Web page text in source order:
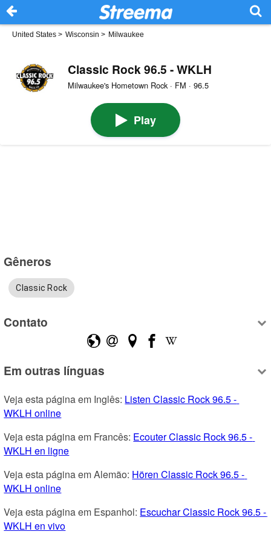
United States > Wisconsin > Milwaukee
Classic Rock 96.5 - WKLH
Milwaukee's Hometown Rock · FM · 96.5
Play
Gêneros
Classic Rock
Contato
Em outras línguas
Veja esta página em Inglês: Listen Classic Rock 96.5 -
WKLH online
Veja esta página em Francês: Ecouter Classic Rock 96.5 -
WKLH en ligne
Veja esta página em Alemão: Hören Classic Rock 96.5 -
WKLH online
Veja esta página em Espanhol: Escuchar Classic Rock 96.5 -
WKLH en vivo